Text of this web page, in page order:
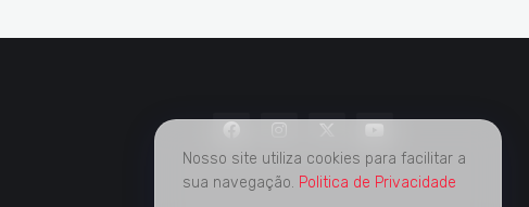
Nosso site utiliza cookies para facilitar a
sua navegação. Politica de Privacidade